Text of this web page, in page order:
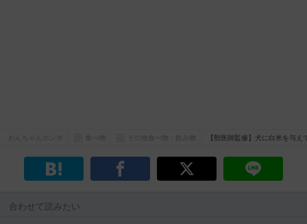
その他食べ物・飲み物 【獣医師監修】犬に白米を与
合わせて読みたい